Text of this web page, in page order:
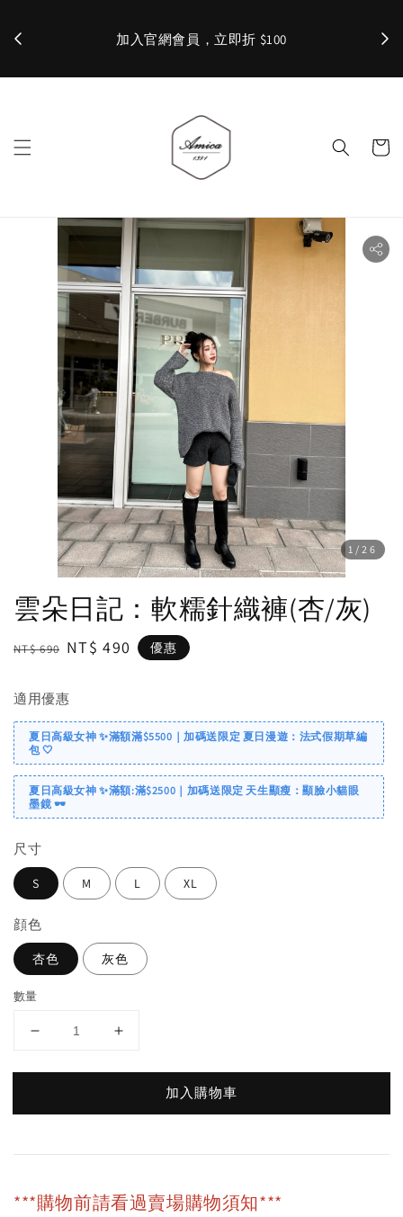
加入官網會員，立即折 $100 ✨
1 /26
雲朵日記：軟糯針織褲(杏/灰)
Regular
NT$ 690 Sale
NT$ 490 優惠
適用優惠
夏日高級女神 ✨滿額滿$5500｜加碼送限定 夏日漫遊：法式假期草編
包 🤍
夏日高級女神 ✨滿額:滿$2500｜加碼送限定 天生顯瘦：顯臉小貓眼
墨鏡 🕶️
尺寸
S M L XL
顔色
杏色 灰色
數量
加入購物車
***購物前請看過賣場購物須知***